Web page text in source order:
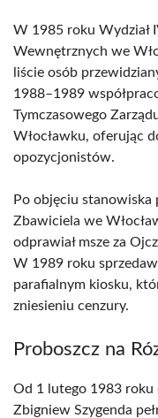
W 1985 roku Wydział
Wewnętrznych we
liście osób
1988–1989
Tymczasowego
Włocławku, oferując
opozycjonistów.
Po objęciu stanowiska
Zbawiciela we
odprawiał msze za
W 1989 roku
parafialnym kiosku,
zniesieniu cenzury.
Proboszcz na
Od 1 lutego 1983 roku
Zbigniew Szygenda